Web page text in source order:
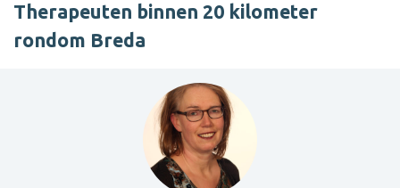
Therapeuten binnen 20 kilometer
rondom Breda